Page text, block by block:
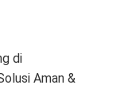
di
Aman &